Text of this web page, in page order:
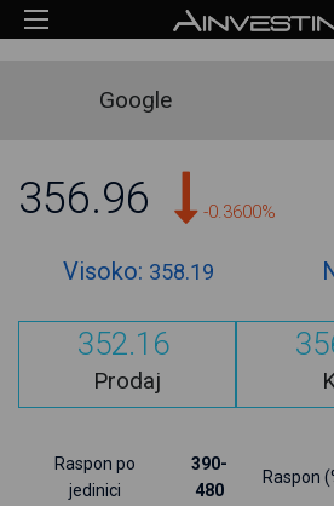
Google
356.96 -0.3600%
Visoko: 358.19
352.16
Prodaj
Raspon po
jedinici
390-
480
Raspon